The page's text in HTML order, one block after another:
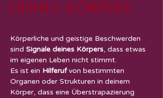
deines Körpers
Körperliche und geistige Beschwerden
sind Signale deines Körpers, dass etwas
im eigenen Leben nicht stimmt.
Es ist ein Hilferufvon bestimmten
Organen oder Strukturen in deinem
Körper, dass eine Überstrapazierung